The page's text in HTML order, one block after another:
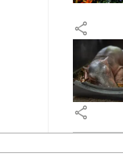
share
share